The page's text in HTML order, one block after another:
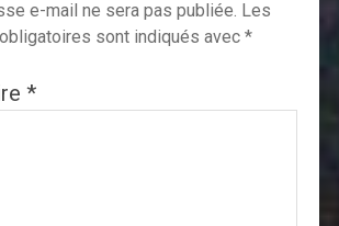
e-mail ne sera pas publiée. Les
sont indiqués avec *
*